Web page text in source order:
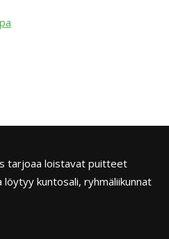
tarjoaa loistavat puitteet
löytyy kuntosali, ryhmäliikunnat